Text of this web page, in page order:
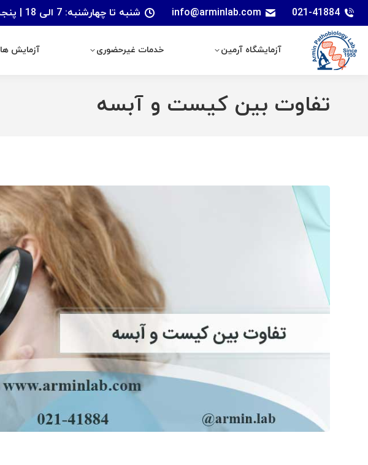
021-41884
info@arminlab.com شنبه تا چهارشنبه: 7 الی 18 | پنجشنبه: 7 الی 16 | جمعه تعطیل
آزمایشگاه آرمین خدمات غیرحضوری آزمایش ها
تفاوت بین کیست و آبسه
آزمایشگاه آرمین خدمات غیرحضوری آزمایش ها